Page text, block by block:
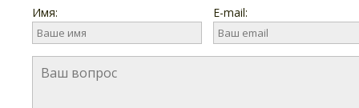
Имя: E-mail: